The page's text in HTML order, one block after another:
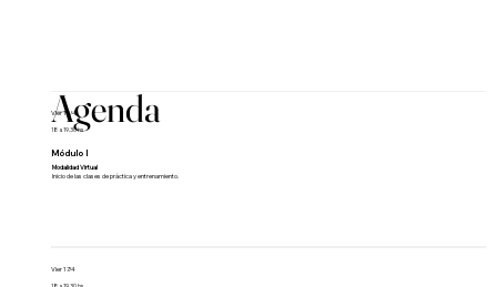
Agenda
18 a 19.30 hs
Vier 10/4
Módulo I
Modalidad Virtual
Inicio de las clases de práctica y entrenamiento.
18 a 19.30 hs
Vier 17/4